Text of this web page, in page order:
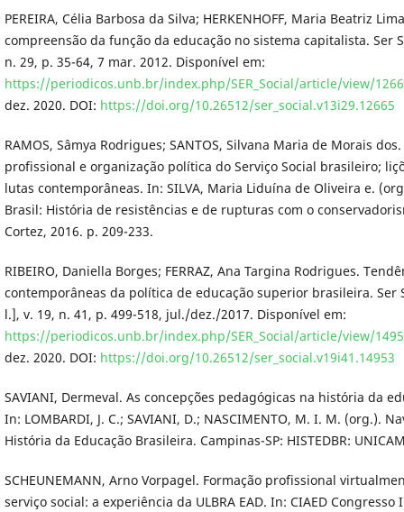
PEREIRA, Célia Barbosa da Silva; HERKENHOFF, Maria Beatriz
compreensão da função da educação no sistema capitalista. Ser
n. 29, p. 35-64, 7 mar. 2012. Disponível em:
https://periodicos.unb.br/index.php/SER_Social/article/view/
dez. 2020. DOI: https://doi.org/10.26512/ser_social.v13i29.12665
RAMOS, Sâmya Rodrigues; SANTOS, Silvana Maria de Morais
profissional e organização política do Serviço Social brasileiro;
lutas contemporâneas. In: SILVA, Maria Liduína de Oliveira e.
Brasil: História de resistências e de rupturas com o
Cortez, 2016. p. 209-233.
RIBEIRO, Daniella Borges; FERRAZ, Ana Targina Rodrigues.
contemporâneas da política de educação superior brasileira. Ser
l.], v. 19, n. 41, p. 499-518, jul./dez./2017. Disponível em:
https://periodicos.unb.br/index.php/SER_Social/article/view/
dez. 2020. DOI: https://doi.org/10.26512/ser_social.v19i41.14953
SAVIANI, Dermeval. As concepções pedagógicas na história da
In: LOMBARDI, J. C.; SAVIANI, D.; NASCIMENTO, M. I. M. (org.).
História da Educação Brasileira. Campinas-SP: HISTEDBR:
SCHEUNEMANN, Arno Vorpagel. Formação profissional
serviço social: a experiência da ULBRA EAD. In: CIAED Congresso